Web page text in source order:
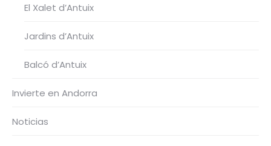
El Xalet d’Antuix
Jardins d’Antuix
Balcó d’Antuix​
Invierte en Andorra
Noticias